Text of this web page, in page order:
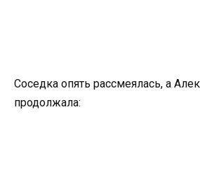
Соседка опять рассмеялась, а
продолжала: